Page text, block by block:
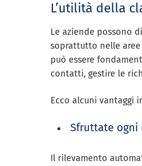
L’utilità della
Le aziende possono
soprattutto nelle
può essere
contatti, gestire le
Ecco alcuni vantaggi
Sfruttate ogni
Il rilevamento